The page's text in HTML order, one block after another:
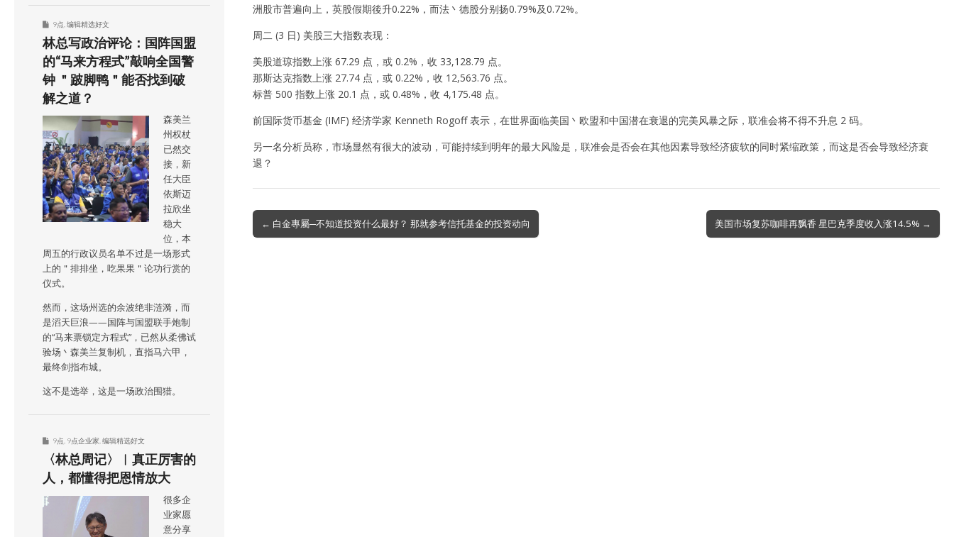
洲股市普遍向上，英股假期後升0.22%，而法丶德股分别扬0.79%及0.72%。
周二 (3 日) 美股三大指数表现：
美股道琼指数上涨 67.29 点，或 0.2%，收 33,128.79 点。
那斯达克指数上涨 27.74 点，或 0.22%，收 12,563.76 点。
标普 500 指数上涨 20.1 点，或 0.48%，收 4,175.48 点。
前国际货币基金 (IMF) 经济学家 Kenneth Rogoff 表示，在世界面临美国丶欧盟和中国潜在衰退的完美风暴之际，联准会将不得不升息 2 码。
另一名分析员称，市场显然有很大的波动，可能持续到明年的最大风险是，联准会是否会在其他因素导致经济疲软的同时紧缩政策，而这是否会导致经济衰
退？
Post
navigation
← 白金專屬─不知道投资什么最好？ 那就参考信托基金的投资动向 美国市场复苏咖啡再飘香 星巴克季度收入涨14.5% →
9点 编辑精选好文
林总写政治评论：国阵国盟
的“马来方程式”敲响全国警
钟 ＂跛脚鸭＂能否找到破
解之道？
森美兰
州权杖
已然交
接，新
任大臣
依斯迈
拉欣坐
稳大
位，本
周五的行政议员名单不过是一场形式
上的＂排排坐，吃果果＂论功行赏的
仪式。
然而，这场州选的余波绝非涟漪，而
是滔天巨浪——国阵与国盟联手炮制
的“马来票锁定方程式”，已然从柔佛试
验场丶森美兰复制机，直指马六甲，
最终剑指布城。
这不是选举，这是一场政治围猎。
9点 9点企业家 编辑精选好文
〈林总周记〉︱真正厉害的
人，都懂得把恩情放大
很多企
业家愿
意分享